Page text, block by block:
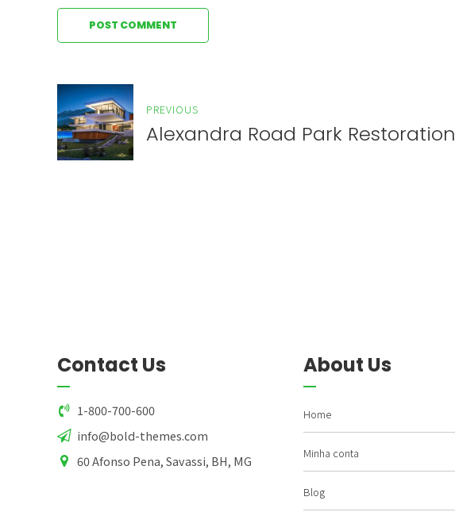
POST COMMENT
PREVIOUS
Alexandra Road Park Restoration
Contact Us
1-800-700-600
info@bold-themes.com
60 Afonso Pena, Savassi, BH, MG
About Us
Home
Minha conta
Blog